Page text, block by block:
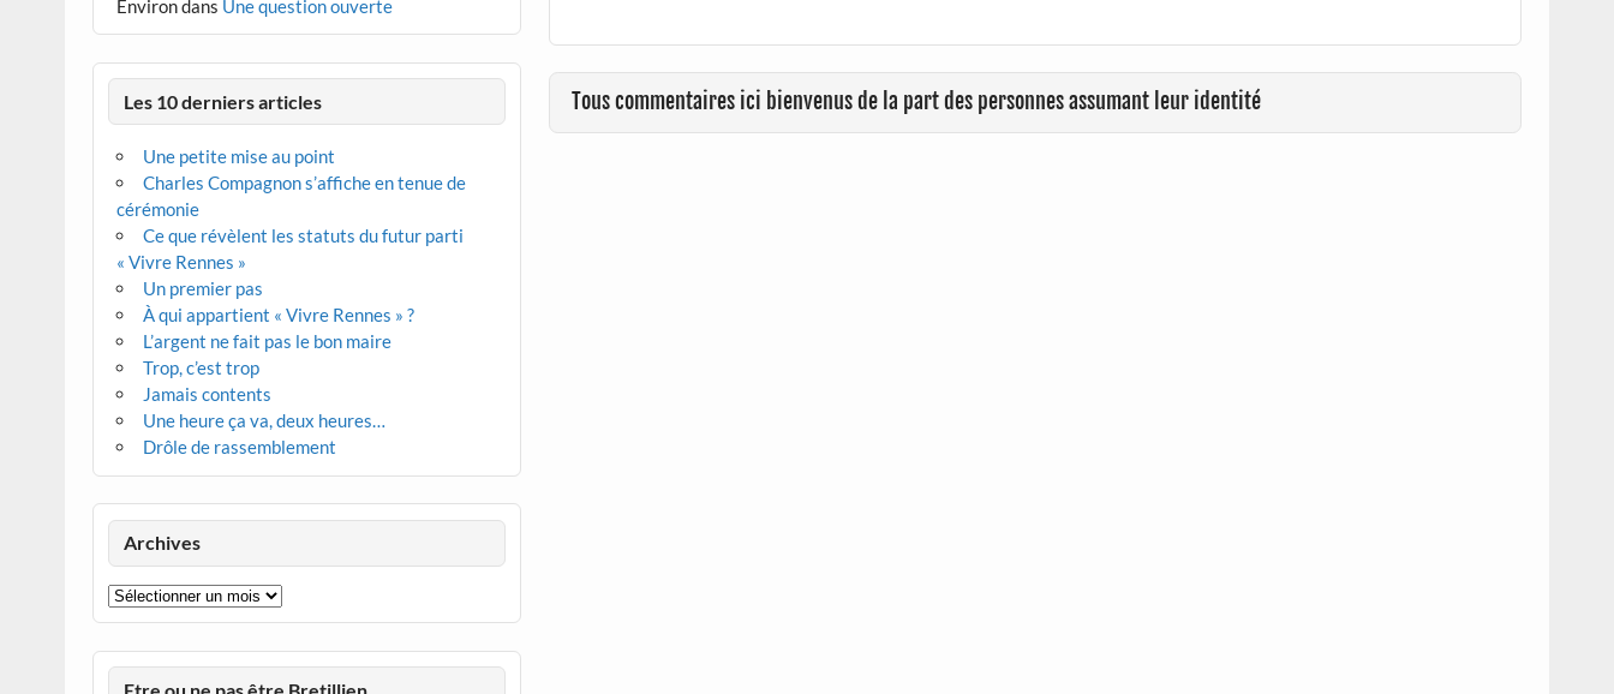
Tous commentaires ici bienvenus de la part des personnes assumant leur identité
Environdans Une question ouverte
Les 10 derniers articles
Une petite mise au point
Charles Compagnon s’affiche en tenue de
cérémonie
Ce que révèlent les statuts du futur parti
« Vivre Rennes »
Un premier pas
À qui appartient « Vivre Rennes » ?
L’argent ne fait pas le bon maire
Trop, c’est trop
Jamais contents
Une heure ça va, deux heures…
Drôle de rassemblement
Archives
Archives
Etre ou ne pas être Bretillien